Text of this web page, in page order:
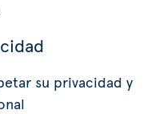
su privacidad y